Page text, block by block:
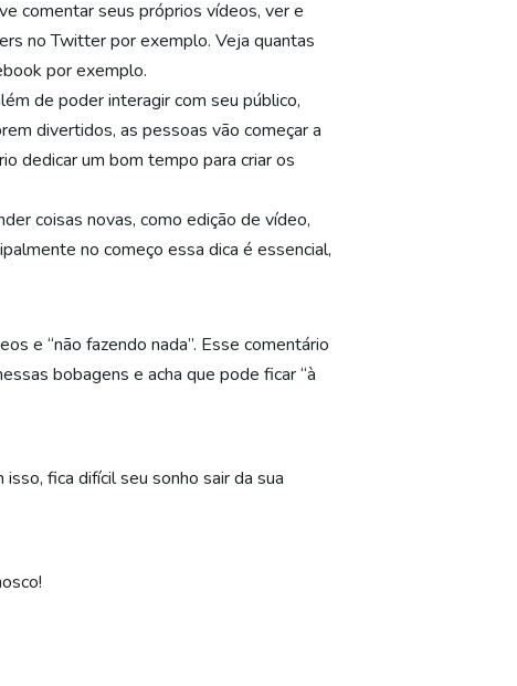
comentar seus próprios vídeos, ver e
no Twitter por exemplo. Veja quantas
por exemplo.
de poder interagir com seu público,
divertidos, as pessoas vão começar a
dedicar um bom tempo para criar os
coisas novas, como edição de vídeo,
no começo essa dica é essencial,
e “não fazendo nada”. Esse comentário
bobagens e acha que pode ficar “à
fica difícil seu sonho sair da sua